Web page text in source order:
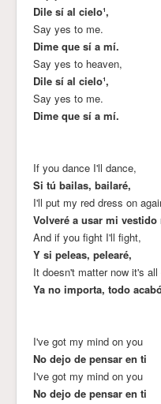
Dile sí al cielo¹,
Say yes to me.
Dime que sí a mí.
Say yes to heaven,
Dile sí al cielo¹,
Say yes to me.
Dime que sí a mí.
If you dance I'll dance,
Si tú bailas, bailaré,
I'll put my red dress on
Volveré a usar mi vestido
And if you fight I'll fight,
Y si peleas, pelearé,
It doesn't matter now it's all
Ya no importa, todo
I've got my mind on you
No dejo de pensar en ti
I've got my mind on you
No dejo de pensar en ti